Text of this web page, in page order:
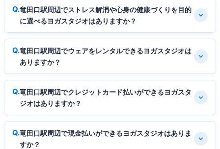
竜田口駅周辺でストレス解消や心身の健康づくりを目的
に選べるヨガスタジオはありますか？
竜田口駅周辺でウェアをレンタルできるヨガスタジオは
ありますか？
竜田口駅周辺でクレジットカード払いができるヨガスタ
ジオはありますか？
竜田口駅周辺で現金払いができるヨガスタジオはありま
すか？